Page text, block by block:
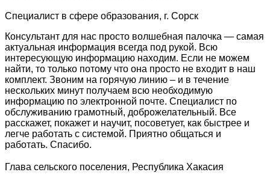
Специалист в сфере образования, г. Сорск
Консультант для нас просто волшебная палочка — самая
актуальная информация всегда под рукой. Всю
интересующую информацию находим. Если не можем
найти, то только потому что она просто не входит в наш
комплект. Звоним на горячую линию – и в течение
нескольких минут получаем всю необходимую
информацию по электронной почте. Специалист по
обслуживанию грамотный, доброжелательный. Все
расскажет, покажет и научит, посоветует, как быстрее и
легче работать с системой. Приятно общаться и
работать. Спасибо.
Глава сельского поселения, Республика Хакасия